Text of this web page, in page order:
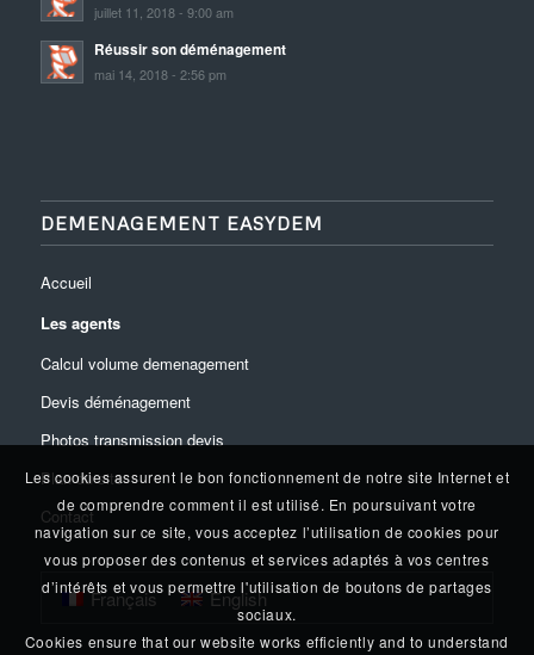
juillet 11, 2018 - 9:00 am
Réussir son déménagement
mai 14, 2018 - 2:56 pm
DEMENAGEMENT EASYDEM
Accueil
Les agents
Calcul volume demenagement
Devis déménagement
Photos transmission devis
Plan du site
Contact
Français English
Les cookies assurent le bon fonctionnement de notre site Internet et
de comprendre comment il est utilisé. En poursuivant votre
navigation sur ce site, vous acceptez l’utilisation de cookies pour
vous proposer des contenus et services adaptés à vos centres
d’intérêts et vous permettre l'utilisation de boutons de partages
sociaux.
Cookies ensure that our website works efficiently and to understand